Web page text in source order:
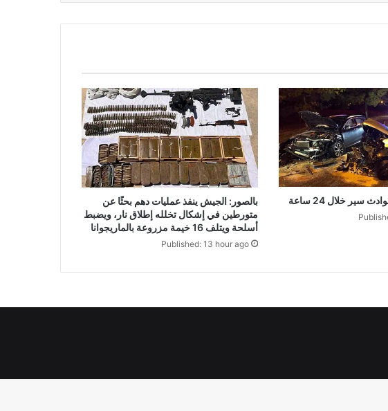
بالصور: الجيش ينفذ عمليات دهم بحثًا عن
متورطين في إشكال تخلله إطلاق نار، ويضبط
أسلحة ويتلف 16 خيمة مزروعة بالماريجوانا
Published: 13 hour ago